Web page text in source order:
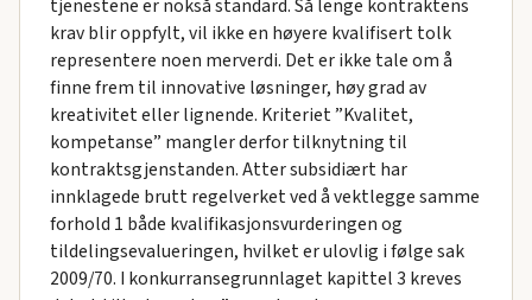
tjenestene er nokså standard. Så lenge kontraktens
krav blir oppfylt, vil ikke en høyere kvalifisert tolk
representere noen merverdi. Det er ikke tale om å
finne frem til innovative løsninger, høy grad av
kreativitet eller lignende. Kriteriet ”Kvalitet,
kompetanse” mangler derfor tilknytning til
kontraktsgjenstanden. Atter subsidiært har
innklagede brutt regelverket ved å vektlegge samme
forhold 1 både kvalifikasjonsvurderingen og
tildelingsevalueringen, hvilket er ulovlig i følge sak
2009/70. I konkurransegrunnlaget kapittel 3 kreves